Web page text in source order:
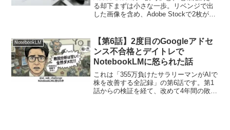
る却下まずは小さな一歩。リベンジで出
した画像を含め、Adobe Stockで2枚が採
嬉しいですね。でも、同時に出した他の
画...
NotebookLM
【第6話】2度目のGoogleアドセ
ンス不合格とデイトレで
NotebookLMに怒られた話
これは「355万負けたサラリーマンがAIで
株を改善する全記録」の第6話です。第1
話からの検証を経て、改めて4年間の敗因